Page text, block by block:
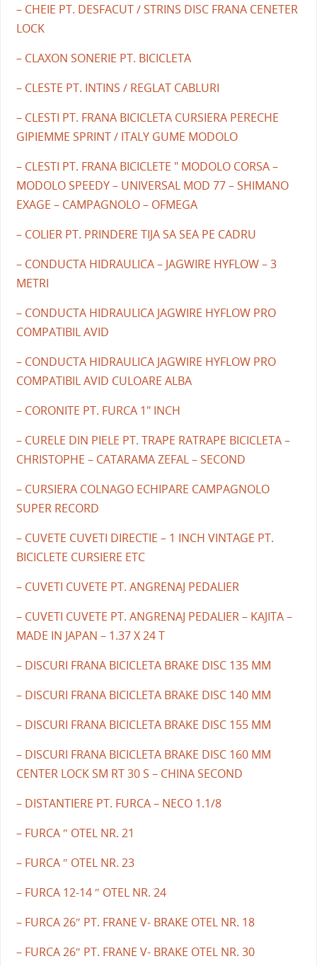
– CHEIE PT. DESFACUT / STRINS DISC FRANA CENETER
LOCK
– CLAXON SONERIE PT. BICICLETA
– CLESTE PT. INTINS / REGLAT CABLURI
– CLESTI PT. FRANA BICICLETA CURSIERA PERECHE
GIPIEMME SPRINT / ITALY GUME MODOLO
– CLESTI PT. FRANA BICICLETE " MODOLO CORSA –
MODOLO SPEEDY – UNIVERSAL MOD 77 – SHIMANO
EXAGE – CAMPAGNOLO – OFMEGA
– COLIER PT. PRINDERE TIJA SA SEA PE CADRU
– CONDUCTA HIDRAULICA – JAGWIRE HYFLOW – 3
METRI
– CONDUCTA HIDRAULICA JAGWIRE HYFLOW PRO
COMPATIBIL AVID
– CONDUCTA HIDRAULICA JAGWIRE HYFLOW PRO
COMPATIBIL AVID CULOARE ALBA
– CORONITE PT. FURCA 1" INCH
– CURELE DIN PIELE PT. TRAPE RATRAPE BICICLETA –
CHRISTOPHE – CATARAMA ZEFAL – SECOND
– CURSIERA COLNAGO ECHIPARE CAMPAGNOLO
SUPER RECORD
– CUVETE CUVETI DIRECTIE – 1 INCH VINTAGE PT.
BICICLETE CURSIERE ETC
– CUVETI CUVETE PT. ANGRENAJ PEDALIER
– CUVETI CUVETE PT. ANGRENAJ PEDALIER – KAJITA –
MADE IN JAPAN – 1.37 X 24 T
– DISCURI FRANA BICICLETA BRAKE DISC 135 MM
– DISCURI FRANA BICICLETA BRAKE DISC 140 MM
– DISCURI FRANA BICICLETA BRAKE DISC 155 MM
– DISCURI FRANA BICICLETA BRAKE DISC 160 MM
CENTER LOCK SM RT 30 S – CHINA SECOND
– DISTANTIERE PT. FURCA – NECO 1.1/8
– FURCA ″ OTEL NR. 21
– FURCA ″ OTEL NR. 23
– FURCA 12-14 ″ OTEL NR. 24
– FURCA 26″ PT. FRANE V- BRAKE OTEL NR. 18
– FURCA 26″ PT. FRANE V- BRAKE OTEL NR. 30